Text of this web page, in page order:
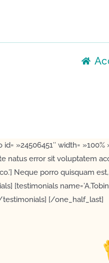
»24506451″ width=
natus error sit
Neque porro quisquam
[testimonials
[/one_half_last]